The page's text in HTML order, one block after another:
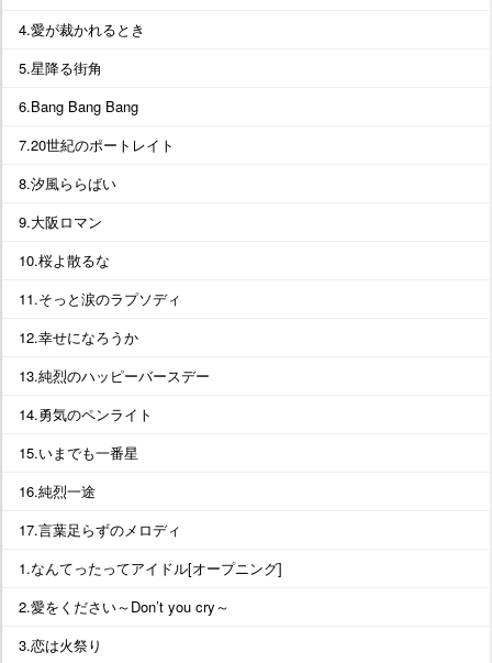
4.愛が裁かれるとき
5.星降る街角
6.Bang Bang Bang
7.20世紀のポートレイト
8.汐風ららばい
9.大阪ロマン
10.桜よ散るな
11.そっと涙のラプソディ
12.幸せになろうか
13.純烈のハッピーバースデー
14.勇気のペンライト
15.いまでも一番星
16.純烈一途
17.言葉足らずのメロディ
1.なんてったってアイドル[オープニング]
2.愛をください～Don’t you cry～
3.恋は火祭り